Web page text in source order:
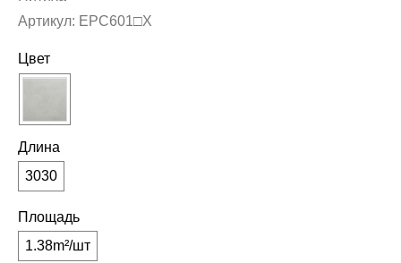
Артикул: EPC601□X
Цвет
Длина
3030
Площадь
1.38m²/шт